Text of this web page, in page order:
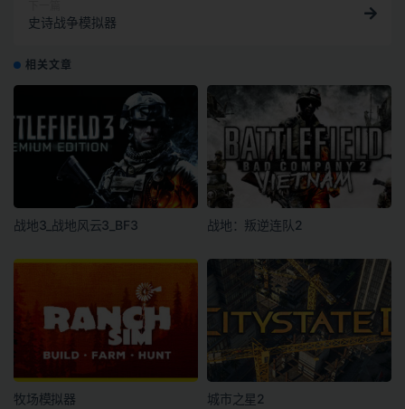
史诗战争模拟器
相关文章
战地3_战地风云3_BF3 战地：叛逆连队2
牧场模拟器 城市之星2